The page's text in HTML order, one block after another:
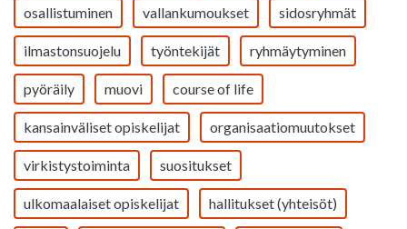
osallistuminen vallankumoukset sidosryhmät
ilmastonsuojelu työntekijät ryhmäytyminen
pyöräily muovi course of life
kansainväliset opiskelijat organisaatiomuutokset
virkistystoiminta suositukset
ulkomaalaiset opiskelijat hallitukset (yhteisöt)